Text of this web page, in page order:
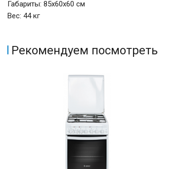
Габариты: 85х60х60 см
Вес: 44 кг
Рекомендуем посмотреть